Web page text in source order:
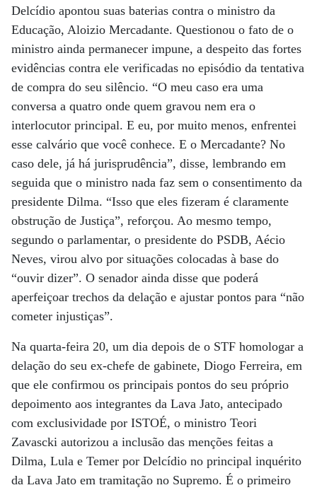
Delcídio apontou suas baterias contra o ministro da
Educação, Aloizio Mercadante. Questionou o fato de o
ministro ainda permanecer impune, a despeito das fortes
evidências contra ele verificadas no episódio da tentativa
de compra do seu silêncio. “O meu caso era uma
conversa a quatro onde quem gravou nem era o
interlocutor principal. E eu, por muito menos, enfrentei
esse calvário que você conhece. E o Mercadante? No
caso dele, já há jurisprudência”, disse, lembrando em
seguida que o ministro nada faz sem o consentimento da
presidente Dilma. “Isso que eles fizeram é claramente
obstrução de Justiça”, reforçou. Ao mesmo tempo,
segundo o parlamentar, o presidente do PSDB, Aécio
Neves, virou alvo por situações colocadas à base do
“ouvir dizer”. O senador ainda disse que poderá
aperfeiçoar trechos da delação e ajustar pontos para “não
cometer injustiças”.
Na quarta-feira 20, um dia depois de o STF homologar a
delação do seu ex-chefe de gabinete, Diogo Ferreira, em
que ele confirmou os principais pontos do seu próprio
depoimento aos integrantes da Lava Jato, antecipado
com exclusividade por ISTOÉ, o ministro Teori
Zavascki autorizou a inclusão das menções feitas a
Dilma, Lula e Temer por Delcídio no principal inquérito
da Lava Jato em tramitação no Supremo. É o primeiro